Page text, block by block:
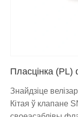
Пласцінка
Знайдзіце
Кітая ў клапане